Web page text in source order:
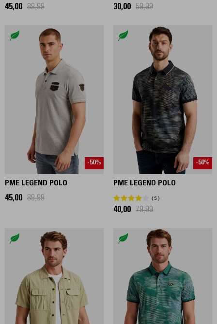
45,00 89,99 30,00 59,99
-50%
PME LEGEND POLO
45,00 89,99
-50%
PME LEGEND POLO
5
40,00 79,99